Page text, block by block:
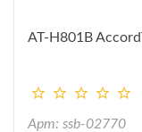
AT-H801B
Арт: ssb-02770